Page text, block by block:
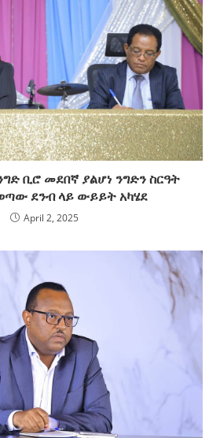
ቢሮ መደበኛ ያልሆነ ንግድን ስርዓት
ደንብ ላይ ውይይት አካሄደ
April 2, 2025